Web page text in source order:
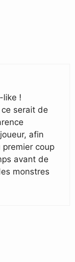
like !
serait de
afin
premier coup
avant de
monstres